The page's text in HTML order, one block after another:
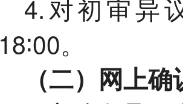
4.对初审异
18∶00。
（二）网上确